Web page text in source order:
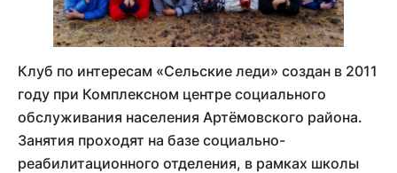
Клуб по интересам «Сельские леди» создан в 2011
году при Комплексном центре социального
обслуживания населения Артёмовского района.
Занятия проходят на базе социально-
реабилитационного отделения, в рамках школы